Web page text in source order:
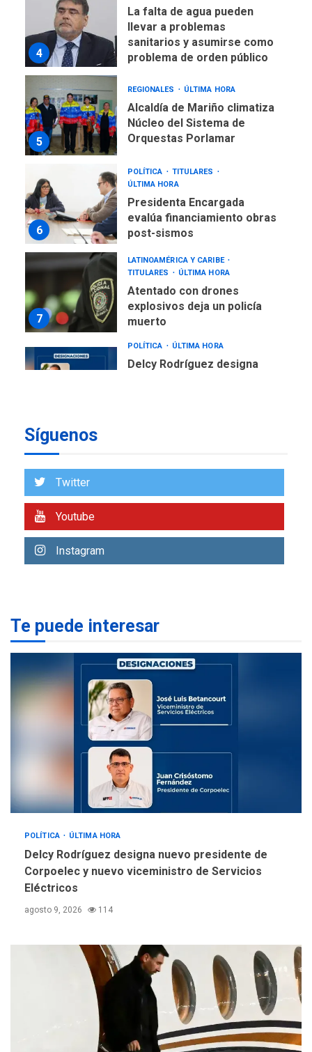
4
La falta de agua pueden
llevar a problemas
sanitarios y asumirse como
problema de orden público
5
REGIONALES ÚLTIMA HORA
Alcaldía de Mariño climatiza
Núcleo del Sistema de
Orquestas Porlamar
6
POLÍTICA
TITULARES
ÚLTIMA HORA
Presidenta Encargada
evalúa financiamiento obras
post-sismos
7
LATINOAMÉRICA Y CARIBE
TITULARES
ÚLTIMA HORA
Atentado con drones
explosivos deja un policía
muerto
POLÍTICA ÚLTIMA HORA
Delcy Rodríguez designa
2
Argentina para despedir a
Funsone benefició a 46
4
REGIONALES
llevar a problemas
sanitarios y asumirse como
problema de orden público
REGIONALES
Alcaldía de Mariño climatiza
Núcleo del Sistema de
Orquestas Porlamar
Síguenos
Twitter
Youtube
Instagram
Te puede interesar
POLÍTICA ÚLTIMA HORA
Delcy Rodríguez designa nuevo presidente de
Corpoelec y nuevo viceministro de Servicios
Eléctricos
agosto 9, 2026 114